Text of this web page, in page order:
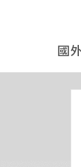
國
遊
國